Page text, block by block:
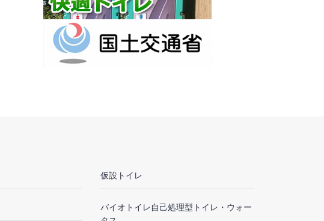
仮設トイレ
バイオトイレ自己処理型トイレ・ウォー